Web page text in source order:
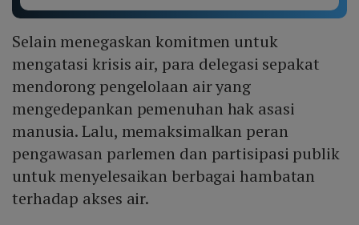
Selain menegaskan komitmen untuk
mengatasi krisis air, para delegasi sepakat
mendorong pengelolaan air yang
mengedepankan pemenuhan hak asasi
manusia. Lalu, memaksimalkan peran
pengawasan parlemen dan partisipasi publik
untuk menyelesaikan berbagai hambatan
terhadap akses air.